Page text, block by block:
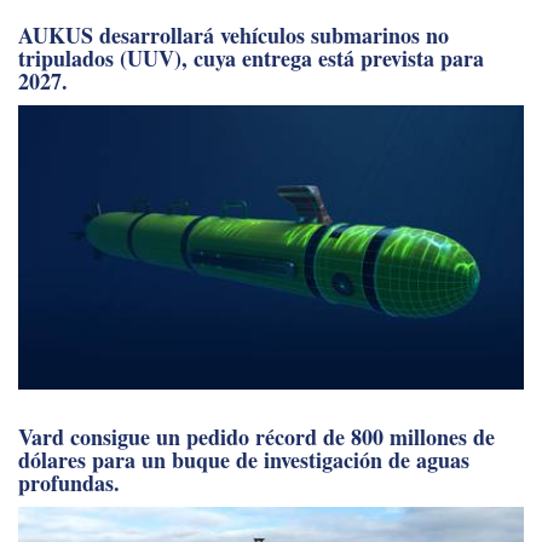
AUKUS desarrollará vehículos submarinos no
tripulados (UUV), cuya entrega está prevista para
2027.
Vard consigue un pedido récord de 800 millones de
dólares para un buque de investigación de aguas
profundas.